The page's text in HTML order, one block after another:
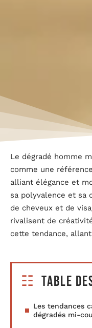
Le dégradé homme
comme une
alliant élégance et
sa polyvalence et sa
de cheveux et de
rivalisent de
cette tendance,
Table
Les tendances
dégradés mi-